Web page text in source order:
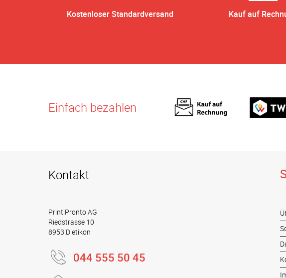
Kostenloser Standardversand Kauf auf
Einfach bezahlen
Kontakt
PrintiPronto AG
Riedstrasse 10
8953 Dietikon
044 555 50 45